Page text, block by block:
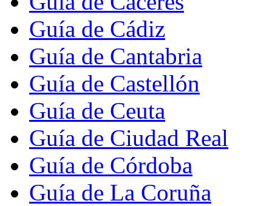
Guía de Cádiz
Guía de Cantabria
Guía de Castellón
Guía de Ceuta
Guía de Ciudad Real
Guía de Córdoba
Guía de La Coruña